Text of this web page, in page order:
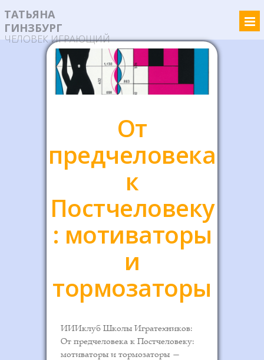
ТАТЬЯНА
ГИНЗБУРГ
ЧЕЛОВЕК ИГРАЮЩИЙ
От
предчеловека
к
Постчеловеку
: мотиваторы
и
тормозаторы
ИИИклуб Школы Игратехников:
От предчеловека к Постчеловеку:
мотиваторы и тормозаторы —